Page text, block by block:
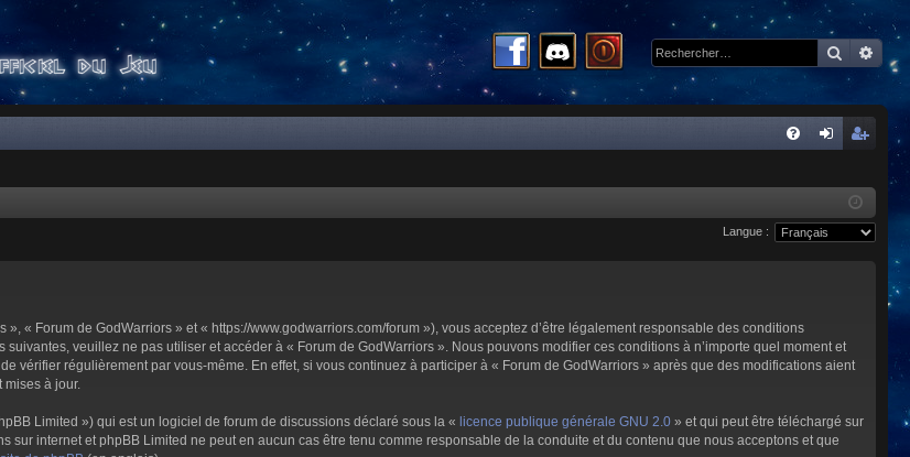
xi
cri
pti
Langue :
« Forum de GodWarriors » et « https://www.godwarriors.com/forum »), vous acceptez d’être légalement responsable des conditions
veuillez ne pas utiliser et accéder à « Forum de GodWarriors ». Nous pouvons modifier ces conditions à n’importe quel moment et
vérifier régulièrement par vous-même. En effet, si vous continuez à participer à « Forum de GodWarriors » après que des modifications aient
mises à jour.
Limited ») qui est un logiciel de forum de discussions déclaré sous la « licence publique générale GNU 2.0 » et qui peut être téléchargé sur
internet et phpBB Limited ne peut en aucun cas être tenu comme responsable de la conduite et du contenu que nous acceptons et que